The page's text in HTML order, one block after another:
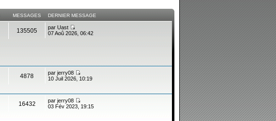
MESSAGES DERNIER MESSAGE
135505 par Uast
07 Aoû 2026, 06:42
4878 par jerry08
10 Juil 2026, 10:19
16432 par jerry08
03 Fév 2023, 19:15